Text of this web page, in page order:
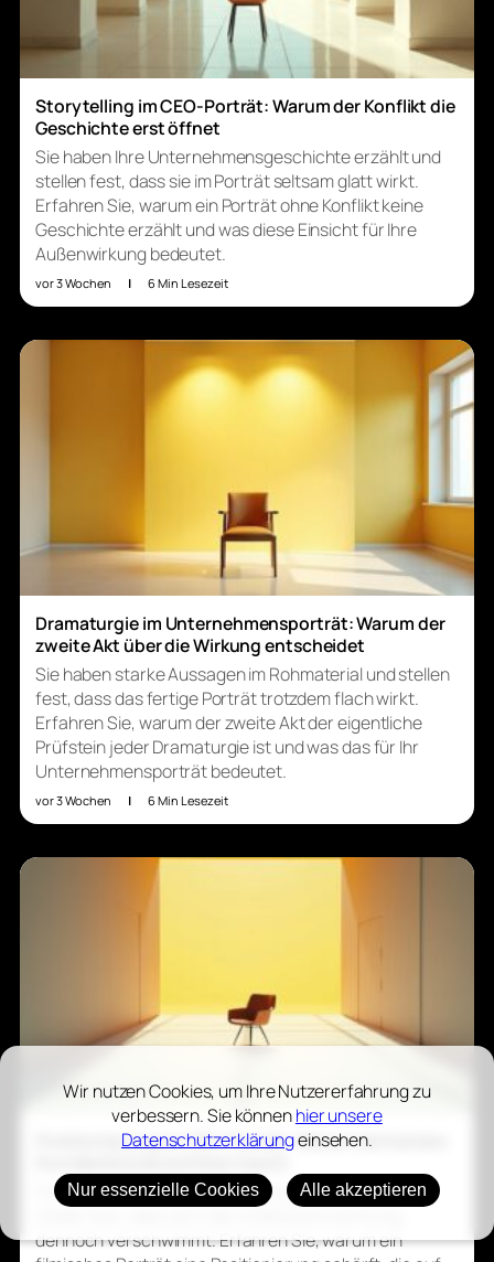
Storytelling im CEO-Porträt: Warum der Konflikt die
Geschichte erst öffnet
Sie haben Ihre Unternehmensgeschichte erzählt und
stellen fest, dass sie im Porträt seltsam glatt wirkt.
Erfahren Sie, warum ein Porträt ohne Konflikt keine
Geschichte erzählt und was diese Einsicht für Ihre
Außenwirkung bedeutet.
vor 3 Wochen | 6 Min Lesezeit
Dramaturgie im Unternehmensporträt: Warum der
zweite Akt über die Wirkung entscheidet
Sie haben starke Aussagen im Rohmaterial und stellen
fest, dass das fertige Porträt trotzdem flach wirkt.
Erfahren Sie, warum der zweite Akt der eigentliche
Prüfstein jeder Dramaturgie ist und was das für Ihr
Unternehmensporträt bedeutet.
vor 3 Wochen | 6 Min Lesezeit
Positionierung im CEO-Porträt: Warum die Kamera
Sie haben Ihre Positionierung sauber definiert und
dennoch verschwimmt. Erfahren Sie, warum ein
Wir nutzen Cookies, um Ihre Nutzererfahrung zu
verbessern. Sie könnenhier unsere
Datenschutzerklärungeinsehen.
Nur essenzielle Cookies Alle akzeptieren